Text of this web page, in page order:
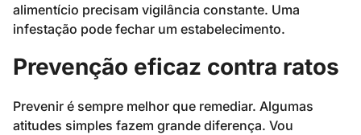
alimentício precisam vigilância constante. Uma
infestação pode fechar um estabelecimento.
Prevenção eficaz contra ratos
Prevenir é sempre melhor que remediar. Algumas
atitudes simples fazem grande diferença. Vou